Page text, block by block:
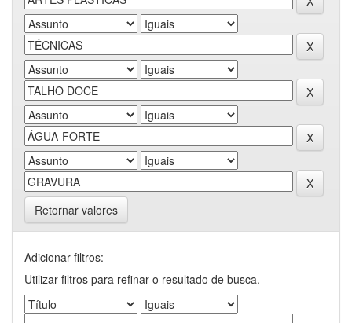
Retornar valores
Adicionar filtros:
Utilizar filtros para refinar o resultado de busca.